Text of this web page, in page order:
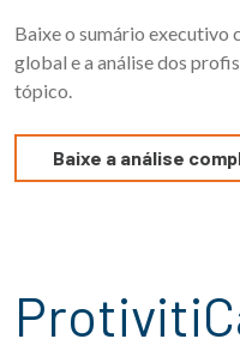
Baixe o sumário executivo
global e a análise dos
tópico.
Baixe a análise
ProtivitiCast: Top